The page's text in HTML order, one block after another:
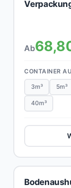
Ab
CONTAINER
3m³ 5m³
40m³